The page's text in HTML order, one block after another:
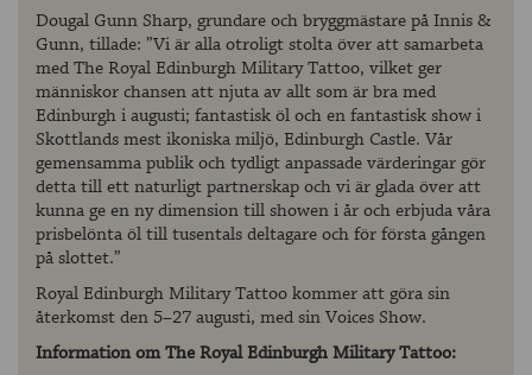
Dougal Gunn Sharp, grundare och bryggmästare på Innis &
Gunn, tillade: ”Vi är alla otroligt stolta över att samarbeta
med The Royal Edinburgh Military Tattoo, vilket ger
människor chansen att njuta av allt som är bra med
Edinburgh i augusti; fantastisk öl och en fantastisk show i
Skottlands mest ikoniska miljö, Edinburgh Castle. Vår
gemensamma publik och tydligt anpassade värderingar gör
detta till ett naturligt partnerskap och vi är glada över att
kunna ge en ny dimension till showen i år och erbjuda våra
prisbelönta öl till tusentals deltagare och för första gången
på slottet.”
Royal Edinburgh Military Tattoo kommer att göra sin
återkomst den 5–27 augusti, med sin Voices Show.
Information om The Royal Edinburgh Military Tattoo: